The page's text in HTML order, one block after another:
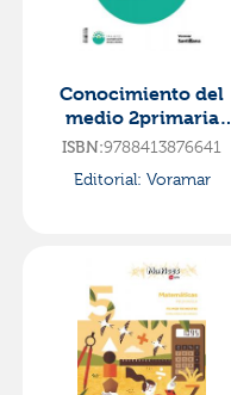
Conocimiento del
medio 2primaria
voramar·primaria.2ºc
ISBN:9788413876641
Editorial: Voramar